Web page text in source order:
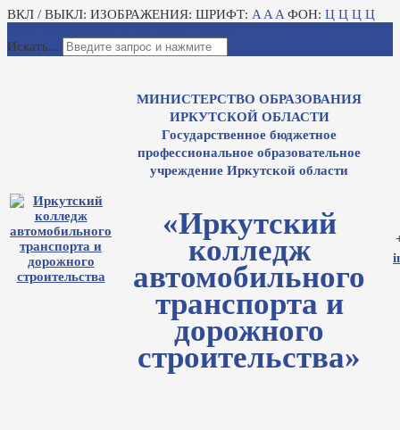
ВКЛ / ВЫКЛ: ИЗОБРАЖЕНИЯ: ШРИФТ: A A A ФОН: Ц Ц Ц Ц
Искать...
МИНИСТЕРСТВО ОБРАЗОВАНИЯ
ИРКУТСКОЙ ОБЛАСТИ
Государственное бюджетное
профессиональное образовательное
учреждение Иркутской области
«Иркутский
колледж
автомобильного
транспорта и
дорожного
строительства»